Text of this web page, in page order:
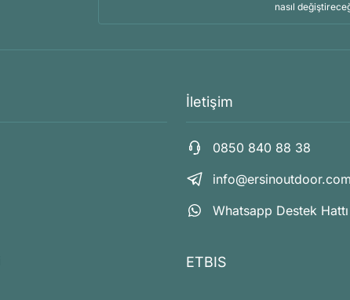
nasıl
İletişim
0850 840 88 38
info@ersinoutdoor.com
Whatsapp Destek Hattı
ETBIS